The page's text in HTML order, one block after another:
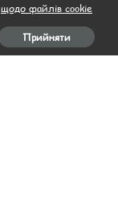
щодо файлів cookie
Прийняти